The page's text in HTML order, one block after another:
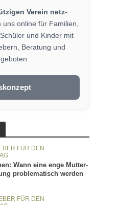
Verein netz-
uns online für Familien,
und Kinder mit
Beratung und
FÜR DEN
Wann eine enge Mutter-
problematisch werden
FÜR DEN